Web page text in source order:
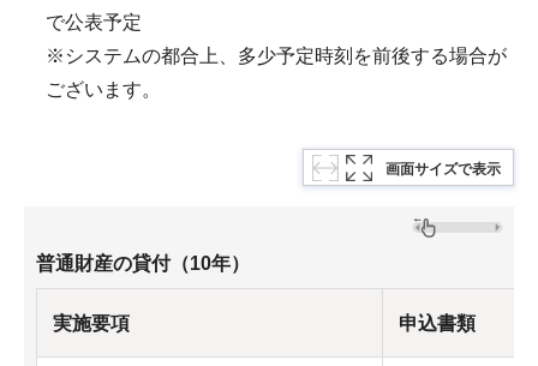
で公表予定
※システムの都合上、多少予定時刻を前後する場合が
ございます。
画面サイズで表示
普通財産の貸付（10年）
実施要項 申込書類